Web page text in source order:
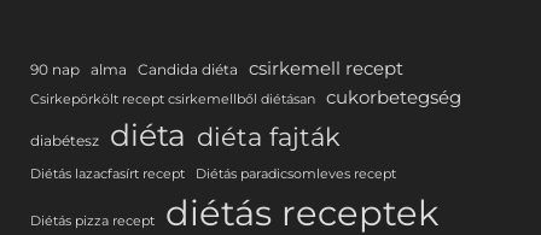
90 nap alma Candida diéta csirkemell recept
Csirkepörkölt recept csirkemellből diétásan cukorbetegség
diabétesz diéta diéta fajták
Diétás lazacfasírt recept Diétás paradicsomleves recept
Diétás pizza recept diétás receptek